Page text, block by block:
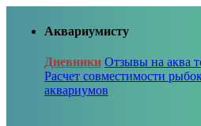
Аквариумисту
Дневники Отзывы на аква
Расчет совместимости
аквариумов